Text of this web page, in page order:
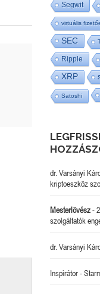
Segwit
virtuális
SEC
Ripple
XRP
Satoshi
dr. Varsányi
kriptoeszköz
Mesterlövész-
szolgáltatók
dr. Varsányi
Inspirátor-